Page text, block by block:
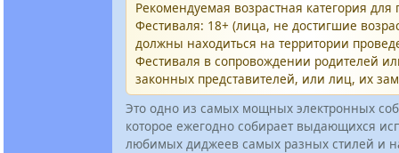
Рекомендуемая возрастная категория
Фестиваля: 18+ (лица, не достигшие
должны находиться на территории
Фестиваля в сопровождении родителей
законных представителей, или лиц, их
Это одно из самых мощных электронных
которое ежегодно собирает выдающихся
любимых диджеев самых разных стилей и